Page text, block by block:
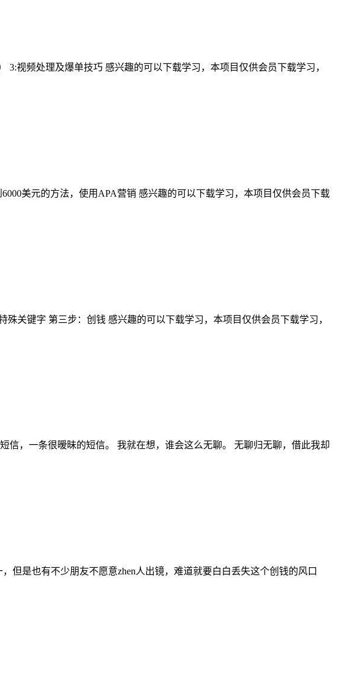
视频处理及爆单技巧 感兴趣的可以下载学习，本项目仅供会员下载学习，
美元的方法，使用APA营销 感兴趣的可以下载学习，本项目仅供会员下载
关键字 第三步：创钱 感兴趣的可以下载学习，本项目仅供会员下载学习，
，一条很暧昧的短信。 我就在想，谁会这么无聊。 无聊归无聊，借此我却
但是也有不少朋友不愿意zhen人出镜，难道就要白白丢失这个创钱的风口